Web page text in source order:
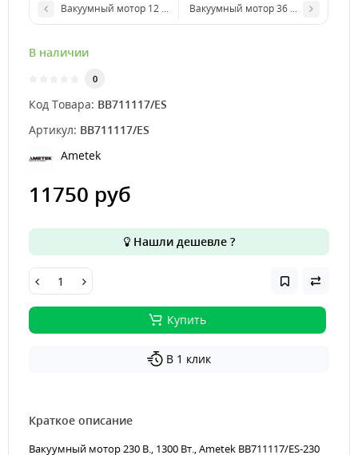
Вакуумный мотор 12 В., 200 Вт., Ametek 711130
Вакуумный мотор 36 В., 600 Вт.,
В наличии
0
Код Товара: BB711117/ES
Артикул: BB711117/ES
Ametek
11750 руб
Нашли дешевле ?
Купить
В 1 клик
Краткое описание
Вакуумный мотор 230 В., 1300 Вт., Ametek BB711117/ES-230